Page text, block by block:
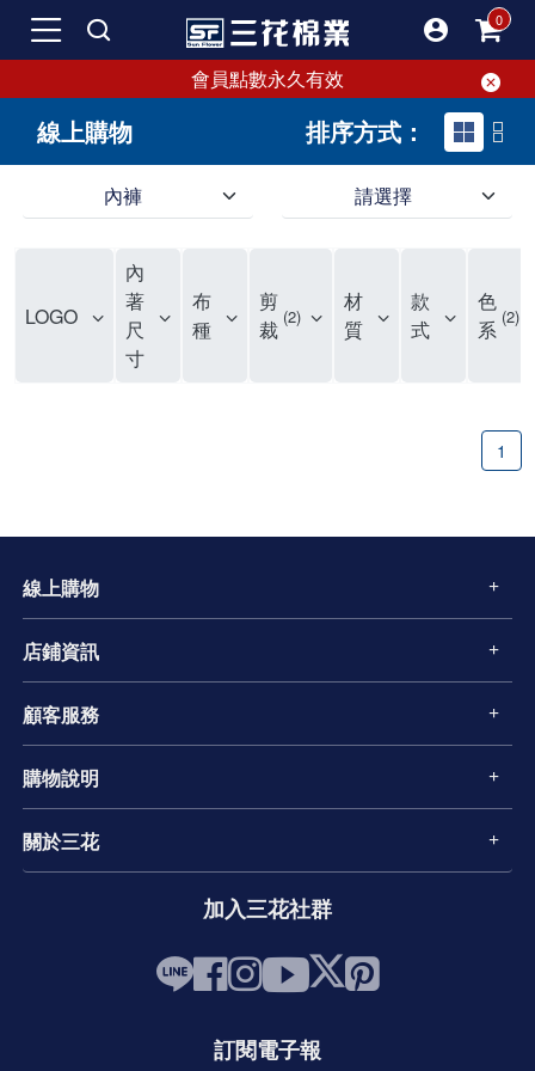
會員點數永久有效
線上購物 排序方式：
內褲 請選擇
LOGO
內
著
尺
寸
布
種
剪
裁 2
材
質
款
式
色
系 2
1
線上購物
店鋪資訊
顧客服務
購物說明
關於三花
加入三花社群
訂閱電子報